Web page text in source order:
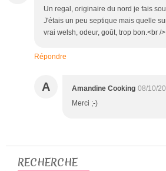
Un regal, originaire du nord je fais
J'étais un peu septique mais quelle
vrai welsh, odeur, goût, trop bon.<br /
Répondre
A Amandine Cooking 08/10/
Merci ;-)
RECHERCHE